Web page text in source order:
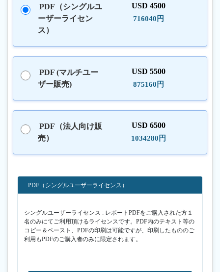
PDF（シングルユ
ーザーライセン
ス）
USD 4500
716040円
PDF (マルチユー
ザー販売)
USD 5500
875160円
PDF（法人向け販
売）
USD 6500
1034280円
PDF（シングルユーザーライセンス）
シングルユーザーライセンス : レポートPDFをご購入された方１
名のみにてご利用頂けるライセンスです。PDF内のテキスト等の
コピー＆ペースト、PDFの印刷は可能ですが、印刷したもののご
利用もPDFのご購入者のみに限定されます。